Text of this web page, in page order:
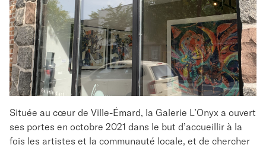
Située au cœur de Ville-Émard, la Galerie L’Onyx a ouvert
ses portes en octobre 2021 dans le but d’accueillir à la
fois les artistes et la communauté locale, et de chercher